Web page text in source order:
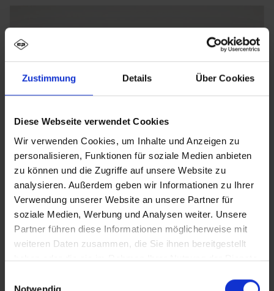
Zustimmung Details Über Cookies
Diese Webseite verwendet Cookies
Wir verwenden Cookies, um Inhalte und Anzeigen zu
personalisieren, Funktionen für soziale Medien anbieten
zu können und die Zugriffe auf unsere Website zu
analysieren. Außerdem geben wir Informationen zu Ihrer
Verwendung unserer Website an unsere Partner für
soziale Medien, Werbung und Analysen weiter. Unsere
Partner führen diese Informationen möglicherweise mit
weiteren Daten zusammen, die Sie ihnen bereitgestellt
haben oder die sie im Rahmen Ihrer Nutzung der Dienste
Szafki szatniowe i zamykane